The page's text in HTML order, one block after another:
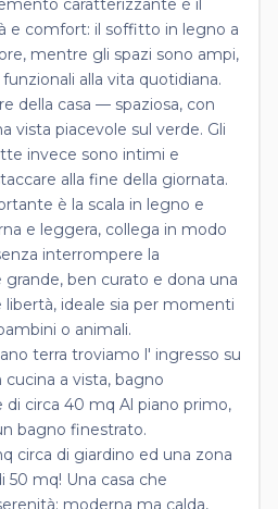
caratterizzante è il
e comfort: il soffitto in legno a
mentre gli spazi sono ampi,
alla vita quotidiana.
della casa — spaziosa, con
vista piacevole sul verde. Gli
invece sono intimi e
alla fine della giornata.
è la scala in legno e
e leggera, collega in modo
interrompere la
ben curato e dona una
libertà, ideale sia per momenti
o animali.
terra troviamo l' ingresso su
a vista, bagno
circa 40 mq Al piano primo,
bagno finestrato.
circa di giardino ed una zona
mq! Una casa che
moderna ma calda,